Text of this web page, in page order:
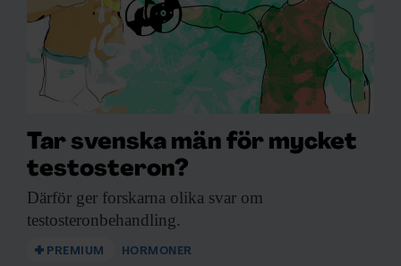
Tar svenska män för mycket
testosteron?
Därför ger forskarna olika svar om
testosteronbehandling.
PREMIUM HORMONER